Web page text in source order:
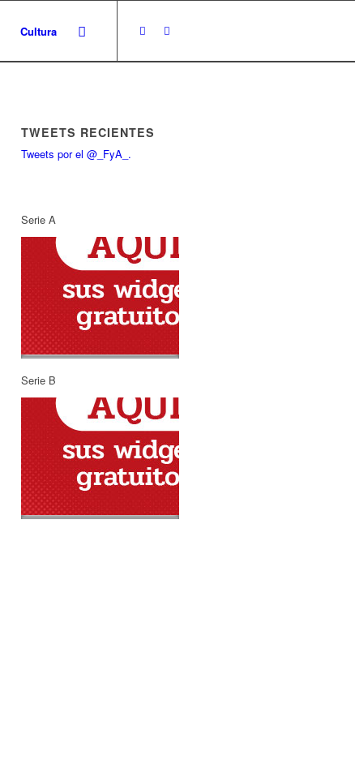
Cultura
TWEETS RECIENTES
Tweets por el @_FyA_.
Serie A
Serie B